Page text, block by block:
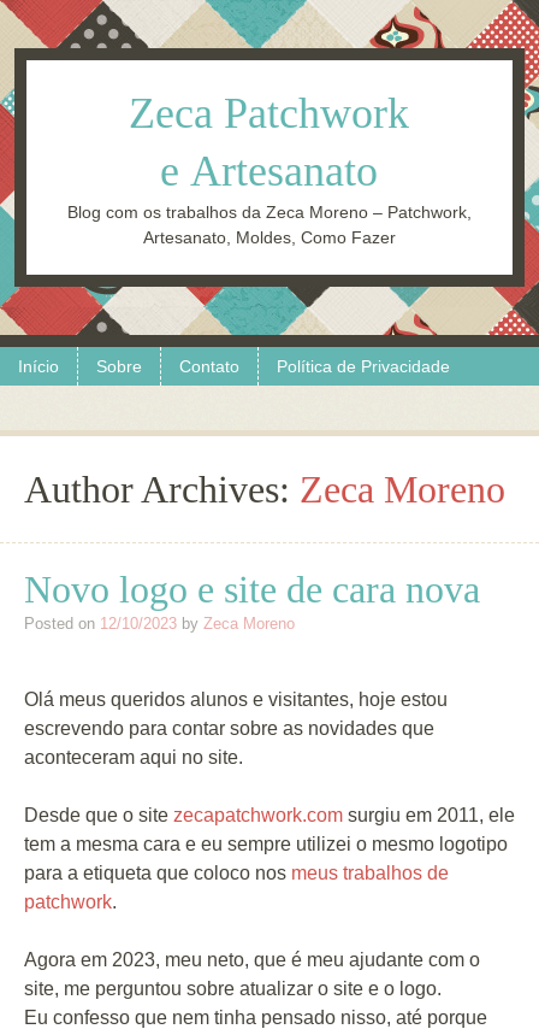
Zeca Patchwork
e Artesanato
Blog com os trabalhos da Zeca Moreno – Patchwork,
Artesanato, Moldes, Como Fazer
Menu
Skip to content
Início Sobre Contato Política de Privacidade
Author Archives: Zeca Moreno
Novo logo e site de cara nova
Posted on 12/10/2023 by Zeca Moreno
Olá meus queridos alunos e visitantes, hoje estou
escrevendo para contar sobre as novidades que
aconteceram aqui no site.
Desde que o site zecapatchwork.com surgiu em 2011, ele
tem a mesma cara e eu sempre utilizei o mesmo logotipo
para a etiqueta que coloco nos meus trabalhos de
patchwork.
Agora em 2023, meu neto, que é meu ajudante com o
site, me perguntou sobre atualizar o site e o logo.
Eu confesso que nem tinha pensado nisso, até porque